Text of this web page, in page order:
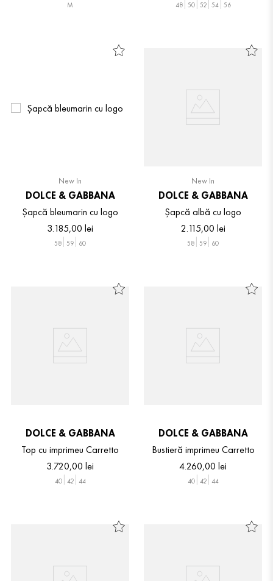
M 48 50 52 54 56
New In
DOLCE & GABBANA
Șapcă bleumarin cu logo
3.185,00 lei
58 59 60
New In
DOLCE & GABBANA
Șapcă albă cu logo
2.115,00 lei
58 59 60
DOLCE & GABBANA
Top cu imprimeu Carretto
3.720,00 lei
40 42 44
DOLCE & GABBANA
Bustieră imprimeu Carretto
4.260,00 lei
40 42 44